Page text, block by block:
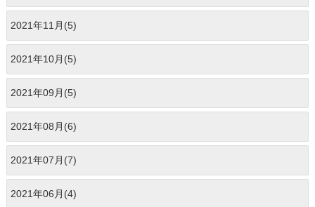
2021年11月(5)
2021年10月(5)
2021年09月(5)
2021年08月(6)
2021年07月(7)
2021年06月(4)